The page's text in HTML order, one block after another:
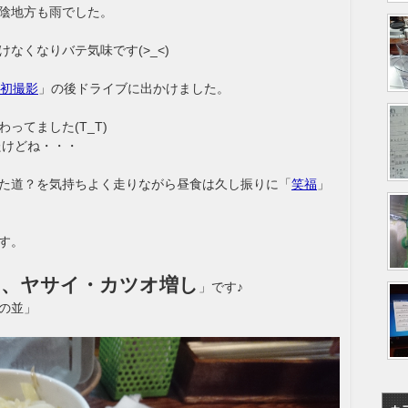
地方も雨でした。
なくなりバテ気味です(>_<)
撮影 」の後ドライブに出かけました。
ってました(T_T)
どね・・・
道？を気持ちよく走りながら昼食は久し振りに「笑福 」
。
ヤサイ・カツオ増し 」です♪
並」